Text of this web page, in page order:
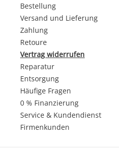
Bestellung
Versand und Lieferung
Zahlung
Retoure
Vertrag widerrufen
Reparatur
Entsorgung
Häufige Fragen
0 % Finanzierung
Service & Kundendienst
Firmenkunden